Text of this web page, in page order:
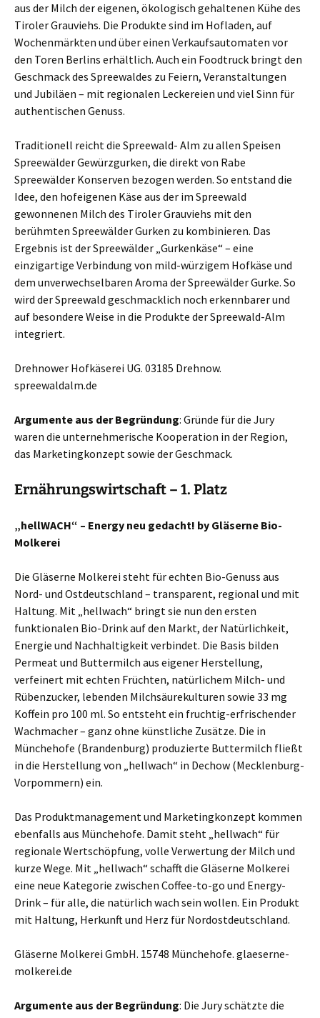
aus der Milch der eigenen, ökologisch gehaltenen Kühe des
Tiroler Grauviehs. Die Produkte sind im Hofladen, auf
Wochenmärkten und über einen Verkaufsautomaten vor
den Toren Berlins erhältlich. Auch ein Foodtruck bringt den
Geschmack des Spreewaldes zu Feiern, Veranstaltungen
und Jubiläen – mit regionalen Leckereien und viel Sinn für
authentischen Genuss.
Traditionell reicht die Spreewald- Alm zu allen Speisen
Spreewälder Gewürzgurken, die direkt von Rabe
Spreewälder Konserven bezogen werden. So entstand die
Idee, den hofeigenen Käse aus der im Spreewald
gewonnenen Milch des Tiroler Grauviehs mit den
berühmten Spreewälder Gurken zu kombinieren. Das
Ergebnis ist der Spreewälder „Gurkenkäse“ – eine
einzigartige Verbindung von mild-würzigem Hofkäse und
dem unverwechselbaren Aroma der Spreewälder Gurke. So
wird der Spreewald geschmacklich noch erkennbarer und
auf besondere Weise in die Produkte der Spreewald-Alm
integriert.
Drehnower Hofkäserei UG. 03185 Drehnow.
spreewaldalm.de
Argumente aus der Begründung: Gründe für die Jury
waren die unternehmerische Kooperation in der Region,
das Marketingkonzept sowie der Geschmack.
Ernährungswirtschaft – 1. Platz
„hellWACH“ – Energy neu gedacht! by Gläserne Bio-
Molkerei
Die Gläserne Molkerei steht für echten Bio-Genuss aus
Nord- und Ostdeutschland – transparent, regional und mit
Haltung. Mit „hellwach“ bringt sie nun den ersten
funktionalen Bio-Drink auf den Markt, der Natürlichkeit,
Energie und Nachhaltigkeit verbindet. Die Basis bilden
Permeat und Buttermilch aus eigener Herstellung,
verfeinert mit echten Früchten, natürlichem Milch- und
Rübenzucker, lebenden Milchsäurekulturen sowie 33 mg
Koffein pro 100 ml. So entsteht ein fruchtig-erfrischender
Wachmacher – ganz ohne künstliche Zusätze. Die in
Münchehofe (Brandenburg) produzierte Buttermilch fließt
in die Herstellung von „hellwach“ in Dechow (Mecklenburg-
Vorpommern) ein.
Das Produktmanagement und Marketingkonzept kommen
ebenfalls aus Münchehofe. Damit steht „hellwach“ für
regionale Wertschöpfung, volle Verwertung der Milch und
kurze Wege. Mit „hellwach“ schafft die Gläserne Molkerei
eine neue Kategorie zwischen Coffee-to-go und Energy-
Drink – für alle, die natürlich wach sein wollen. Ein Produkt
mit Haltung, Herkunft und Herz für Nordostdeutschland.
Gläserne Molkerei GmbH. 15748 Münchehofe. glaeserne-
molkerei.de
Argumente aus der Begründung: Die Jury schätzte die